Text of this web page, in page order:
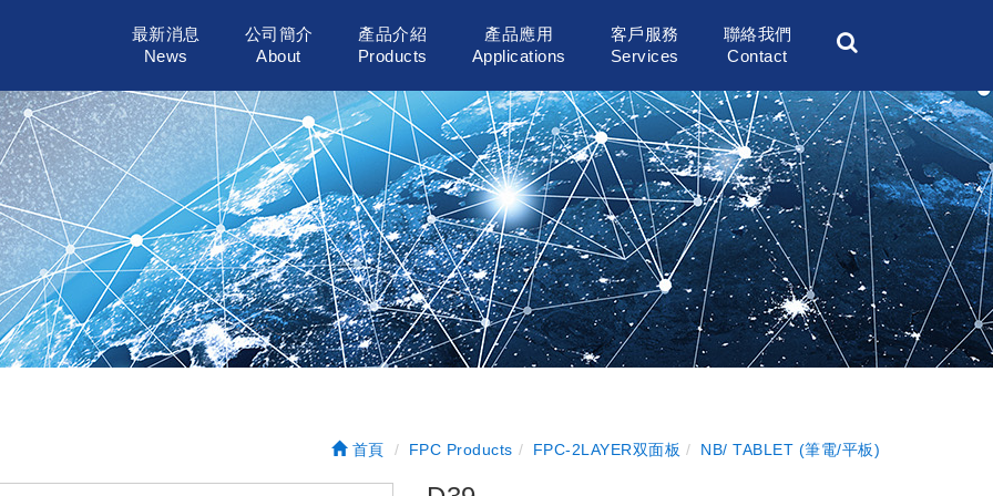
最新消息
News
公司簡介
About
產品介紹
Products
產品應用
Applications
客戶服務
Services
聯絡我們
Contact
首頁 FPC Products FPC-2LAYER双面板 NB/ TABLET (筆電/平板)